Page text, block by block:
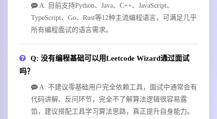
A: 目前支持Python、Java、C++、JavaScript、
TypeScript、Go、Rust等12种主流编程语言，可满足几乎
所有编程面试的语言需求。
Q: 没有编程基础可以用Leetcode Wizard通过面试
吗？
A: 不建议零基础用户完全依赖工具，面试中通常会有
代码讲解、反问环节，完全不了解算法逻辑很容易露
馅，建议搭配工具学习算法思路，真正提升自身能力。